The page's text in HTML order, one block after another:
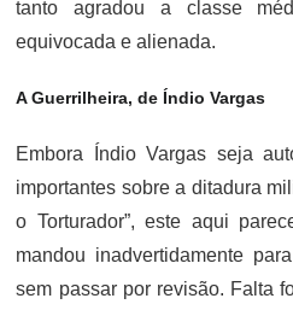
tanto agradou a classe
equivocada e alienada.
A Guerrilheira, de Índio Vargas
Embora Índio Vargas seja
importantes sobre a ditadura
o Torturador”, este aqui
mandou inadvertidamente
sem passar por revisão. Falta